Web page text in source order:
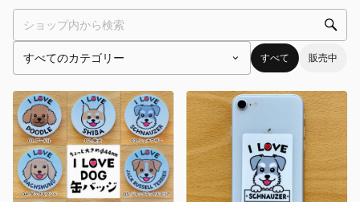
すべて 販売中